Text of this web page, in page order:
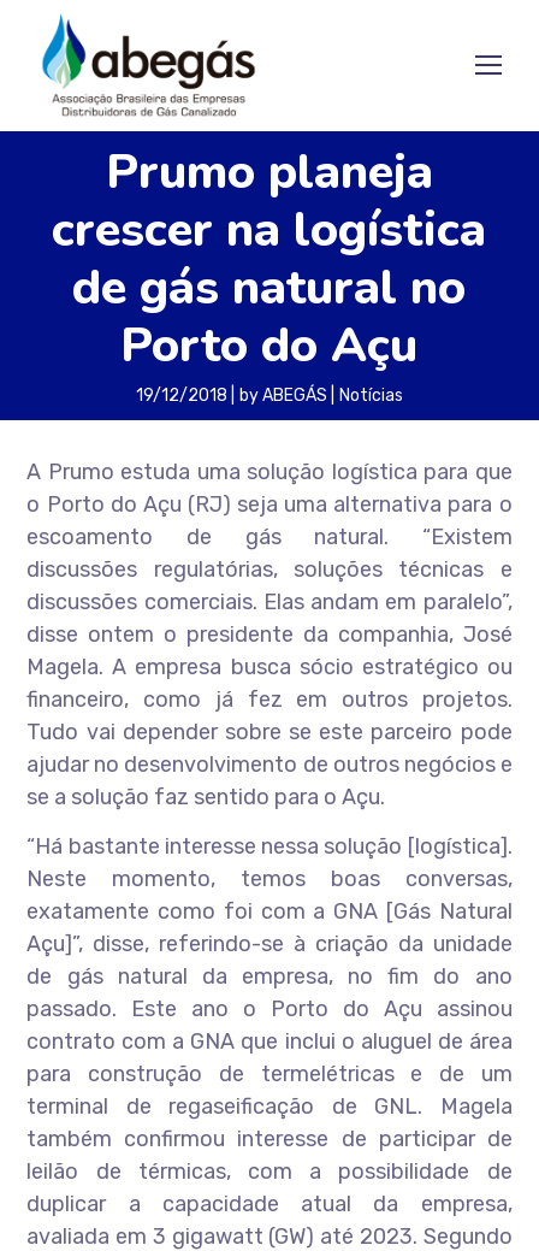
Prumo planeja
crescer na logística
de gás natural no
Porto do Açu
19/12/2018 byABEGÁS Notícias
A Prumo estuda uma solução logística para que
o Porto do Açu (RJ) seja uma alternativa para o
escoamento de gás natural. “Existem
discussões regulatórias, soluções técnicas e
discussões comerciais. Elas andam em paralelo”,
disse ontem o presidente da companhia, José
Magela. A empresa busca sócio estratégico ou
financeiro, como já fez em outros projetos.
Tudo vai depender sobre se este parceiro pode
ajudar no desenvolvimento de outros negócios e
se a solução faz sentido para o Açu.
“Há bastante interesse nessa solução [logística].
Neste momento, temos boas conversas,
exatamente como foi com a GNA [Gás Natural
Açu]”, disse, referindo-se à criação da unidade
de gás natural da empresa, no fim do ano
passado. Este ano o Porto do Açu assinou
contrato com a GNA que inclui o aluguel de área
para construção de termelétricas e de um
terminal de regaseificação de GNL. Magela
também confirmou interesse de participar de
leilão de térmicas, com a possibilidade de
duplicar a capacidade atual da empresa,
avaliada em 3 gigawatt (GW) até 2023. Segundo